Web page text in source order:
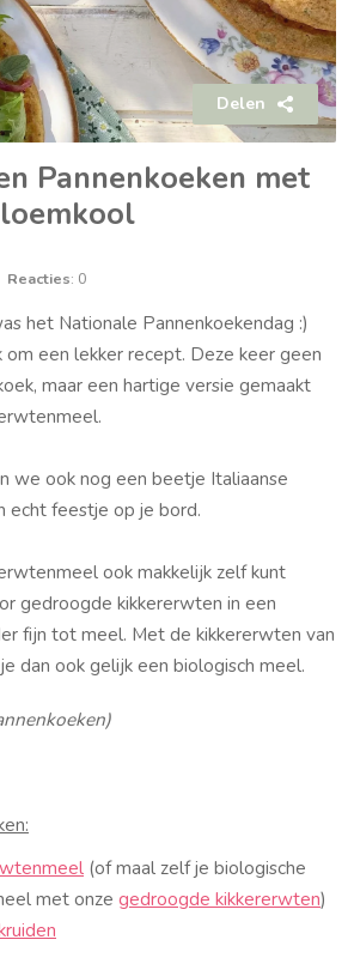
Delen
Pannenkoeken met
Reacties: 0
het Nationale Pannenkoekendag :)
een lekker recept. Deze keer geen
maar een hartige versie gemaakt
we ook nog een beetje Italiaanse
echt feestje op je bord.
ook makkelijk zelf kunt
gedroogde kikkererwten in een
fijn tot meel. Met de kikkererwten van
dan ook gelijk een biologisch meel.
(of maal zelf je biologische
met onze gedroogde kikkererwten)